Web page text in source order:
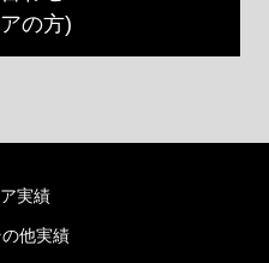
の方)
実績
他実績